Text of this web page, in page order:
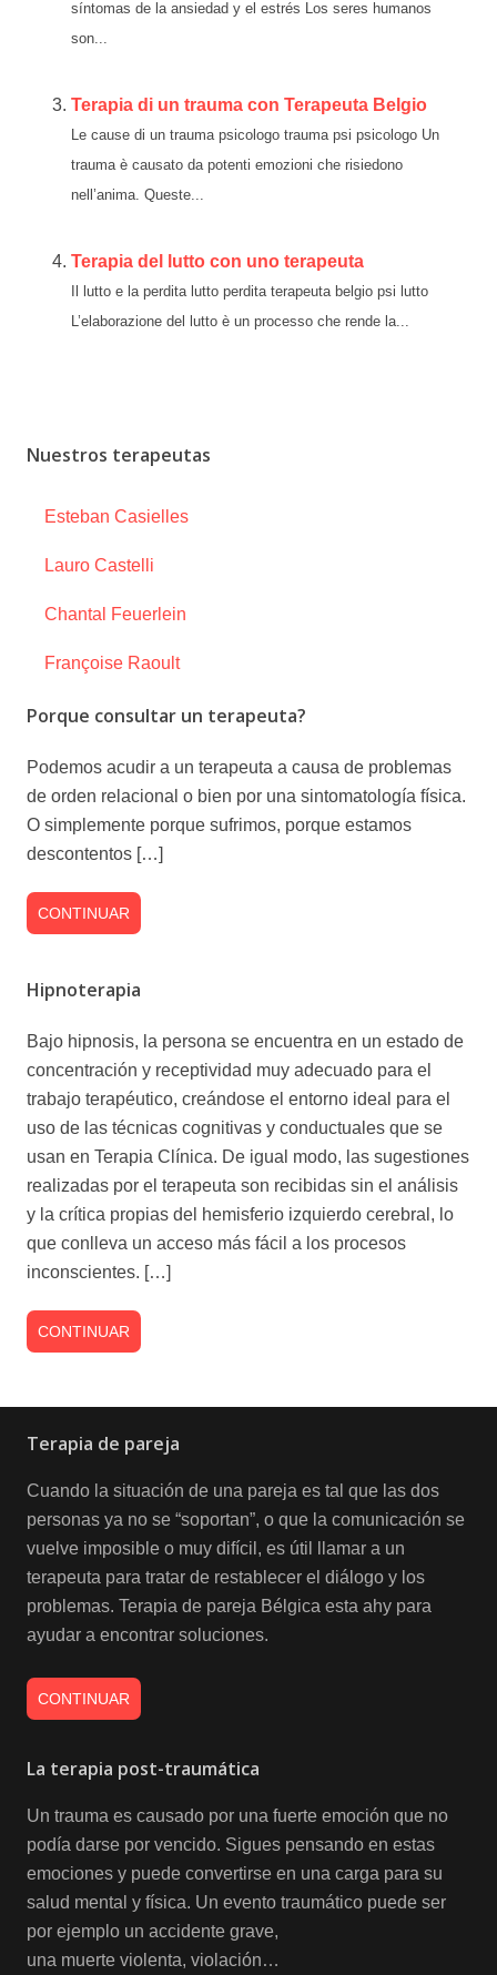
síntomas de la ansiedad y el estrés Los seres humanos
son...
Terapia di un trauma con Terapeuta Belgio
Le cause di un trauma psicologo trauma psi psicologo Un
trauma è causato da potenti emozioni che risiedono
nell’anima. Queste...
Terapia del lutto con uno terapeuta
Il lutto e la perdita lutto perdita terapeuta belgio psi lutto
L’elaborazione del lutto è un processo che rende la...
Nuestros terapeutas
Esteban Casielles
Lauro Castelli
Chantal Feuerlein
Françoise Raoult
Porque consultar un terapeuta?
Podemos acudir a un terapeuta a causa de problemas
de orden relacional o bien por una sintomatología física.
O simplemente porque sufrimos, porque estamos
descontentos […]
CONTINUAR
Hipnoterapia
Bajo hipnosis, la persona se encuentra en un estado de
concentración y receptividad muy adecuado para el
trabajo terapéutico, creándose el entorno ideal para el
uso de las técnicas cognitivas y conductuales que se
usan en Terapia Clínica. De igual modo, las sugestiones
realizadas por el terapeuta son recibidas sin el análisis
y la crítica propias del hemisferio izquierdo cerebral, lo
que conlleva un acceso más fácil a los procesos
inconscientes. […]
CONTINUAR
Terapia de pareja
Cuando la situación de una pareja es tal que las dos
personas ya no se “soportan”, o que la comunicación se
vuelve imposible o muy difícil, es útil llamar a un
terapeuta para tratar de restablecer el diálogo y los
problemas. Terapia de pareja Bélgica esta ahy para
ayudar a encontrar soluciones.
CONTINUAR
La terapia post-traumática
Un trauma es causado por una fuerte emoción que no
podía darse por vencido. Sigues pensando en estas
emociones y puede convertirse en una carga para su
salud mental y física. Un evento traumático puede ser
por ejemplo un accidente grave,
una muerte violenta, violación…